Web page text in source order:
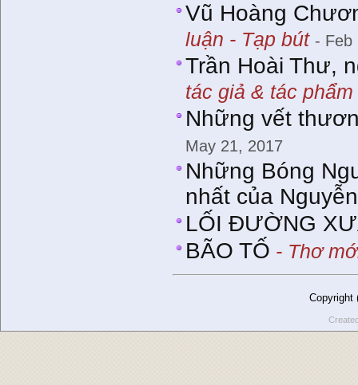
Vũ Hoàng
luận - Tạp bút - Feb
Trần Hoài Thư,
tác giả & tác phẩm
Những vết
May 21, 2017
Những Bóng
nhất của
LỐI ĐƯỜNG
BÃO TỐ - Thơ
Copyright